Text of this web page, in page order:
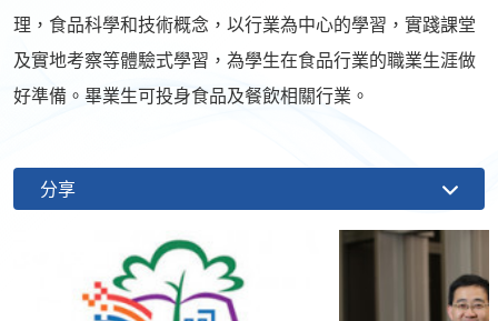
理，食品科學和技術概念，以行業為中心的學習，實踐課堂
及實地考察等體驗式學習，為學生在食品行業的職業生涯做
好準備。畢業生可投身食品及餐飲相關行業。
分享